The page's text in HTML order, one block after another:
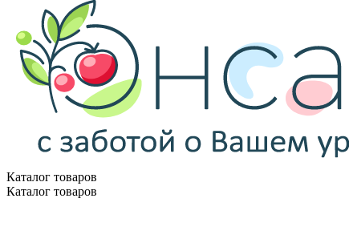
Каталог товаров
Каталог товаров